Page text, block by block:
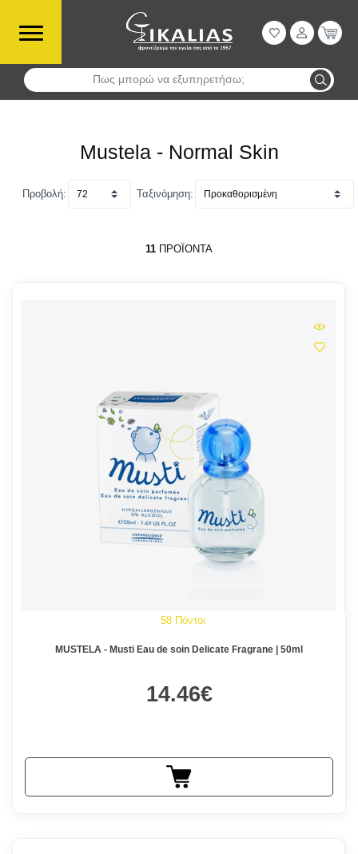
Πως μπορώ να εξυπηρετήσω;
Αναζήτηση
Mustela - Normal Skin
Προβολή: Ταξινόμηση:
11 ΠΡΟΪΌΝΤΑ
58 Πόντοι
MUSTELA - Musti Eau de soin Delicate Fragrane | 50ml
14.46€